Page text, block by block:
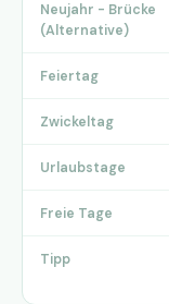
Neujahr - Brücke
(Alternative)
Feiertag
Zwickeltag
Urlaubstage
Freie Tage
Tipp